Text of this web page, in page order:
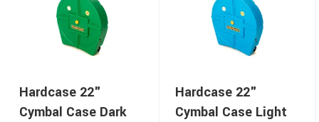
Hardcase 22"
Cymbal Case Dark
Hardcase 22"
Cymbal Case Light